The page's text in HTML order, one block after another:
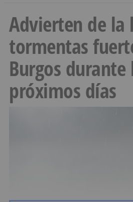
Advierten de la
tormentas
Burgos durante
próximos días